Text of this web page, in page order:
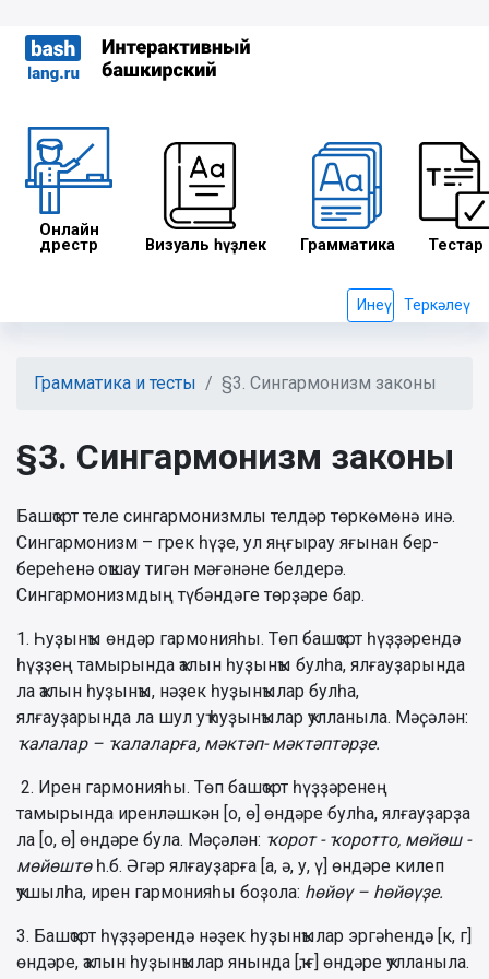
Онлайн
дәрестәр
Визуаль һүҙлек Грамматика Тестар
Инеү Теркәлеү
Грамматика и тесты §3. Сингармонизм законы
§3. Сингармонизм законы
Башҡорт теле сингармонизмлы телдәр төркөмөнә инә.
Сингармонизм – грек һүҙе, ул яңғырау яғынан бер-
береһенә оҡшау тигән мәғәнәне белдерә.
Сингармонизмдың түбәндәге төрҙәре бар.
1. Һуҙынҡы өндәр гармонияһы. Төп башҡорт һүҙҙәрендә
һүҙҙең тамырында ҡалын һуҙынҡы булһа, ялғауҙарында
ла ҡалын һуҙынҡы, нәҙек һуҙынҡылар булһа,
ялғауҙарында ла шул уҡ һуҙынҡылар ҡулланыла. Мәҫәлән:
ҡалалар – ҡалаларға, мәктәп- мәктәптәрҙе.
2. Ирен гармонияһы. Төп башҡорт һүҙҙәренең
тамырында иренләшкән [о, ө] өндәре булһа, ялғауҙарҙа
ла [о, ө] өндәре була. Мәҫәлән: ҡорот - ҡоротто, мөйөш -
мөйөштөһ.б. Әгәр ялғауҙарға [а, ә, у, ү] өндәре килеп
ҡушылһа, ирен гармонияһы боҙола: һөйөү – һөйөүҙе.
3. Башҡорт һүҙҙәрендә нәҙек һуҙынҡылар эргәһендә [к, г]
өндәре, ҡалын һуҙынҡылар янында [ҡ, ғ] өндәре ҡулланыла.